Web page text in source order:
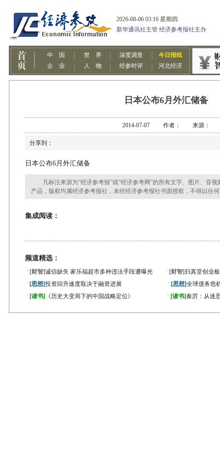
日本公布6月外汇储备
2014-07-07 作者： 来源：
分享到：
日本公布6月外汇储备
凡标注来源为“经济参考报”或“经济参考网”的所有文字、图片、音视
产品，版权均属经济参考报社，未经经济参考报社书面授权，不得以任
集成阅读：
频道精选：
· [财智]诚信缺失 家乐福超市多种违法手段遭曝光 · [财智] 归真堂创业
· [思想]投资回升速度取决于融资进展 · [思想]全球债务危
· [读书] 《历史大变局下的中国战略定位》 · [读书]秦厉：从迷